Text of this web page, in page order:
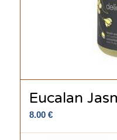
Eucalan
8.00 €